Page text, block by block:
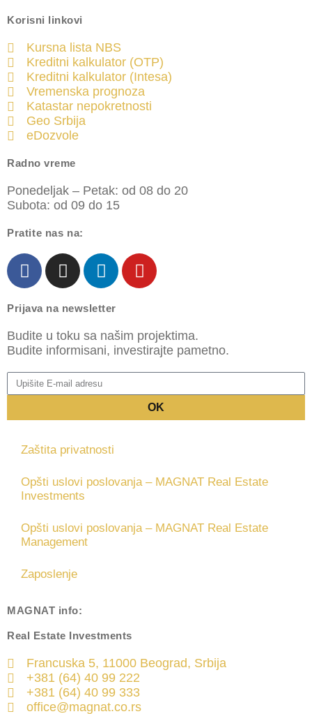
Korisni linkovi
Kursna lista NBS
Kreditni kalkulator (OTP)
Kreditni kalkulator (Intesa)
Vremenska prognoza
Katastar nepokretnosti
Geo Srbija
eDozvole
Radno vreme
Ponedeljak – Petak: od 08 do 20
Subota: od 09 do 15
Pratite nas na:
Prijava na newsletter
Budite u toku sa našim projektima.
Budite informisani, investirajte pametno.
OK
Zaštita privatnosti
Opšti uslovi poslovanja – MAGNAT Real Estate
Investments
Opšti uslovi poslovanja – MAGNAT Real Estate
Management
Zaposlenje
MAGNAT info:
Real Estate Investments
Francuska 5, 11000 Beograd, Srbija
+381 (64) 40 99 222
+381 (64) 40 99 333
office@magnat.co.rs